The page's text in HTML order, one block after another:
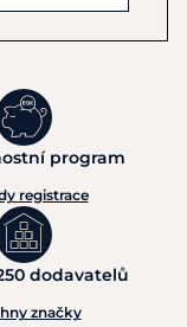
program
registrace
dodavatelů
značky